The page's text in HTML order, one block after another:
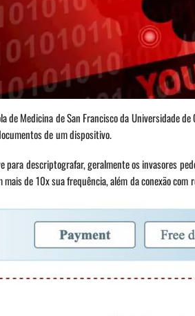
de Medicina de San Francisco da Universidade
de um dispositivo.
para descriptografar, geralmente os invasores
de 10x sua frequência, além da conexão